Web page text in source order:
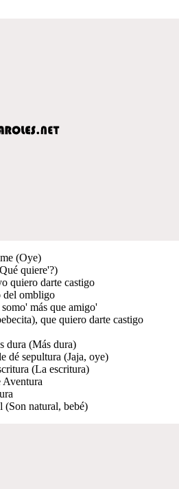
(Oye)
quiere'?)
quiero darte castigo
del ombligo
más que amigo'
que quiero darte castigo
dura (Más dura)
dé sepultura (Jaja, oye)
(La escritura)
Aventura
(Son natural, bebé)